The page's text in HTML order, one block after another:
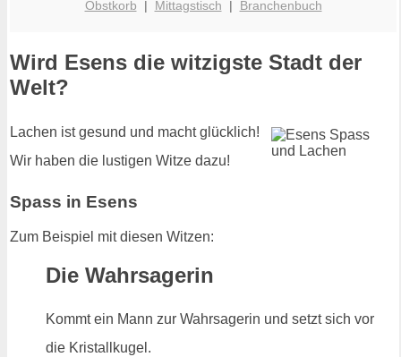
Obstkorb | Mittagstisch | Branchenbuch
Wird Esens die witzigste Stadt der
Welt?
Lachen ist gesund und macht glücklich!
Wir haben die lustigen Witze dazu!
Spass in Esens
Zum Beispiel mit diesen Witzen:
Die Wahrsagerin
Kommt ein Mann zur Wahrsagerin und setzt sich vor
die Kristallkugel.